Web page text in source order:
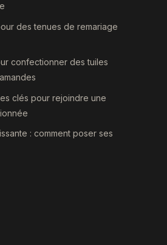
des tenues de remariage
confectionner des tuiles
clés pour rejoindre une
: comment poser ses